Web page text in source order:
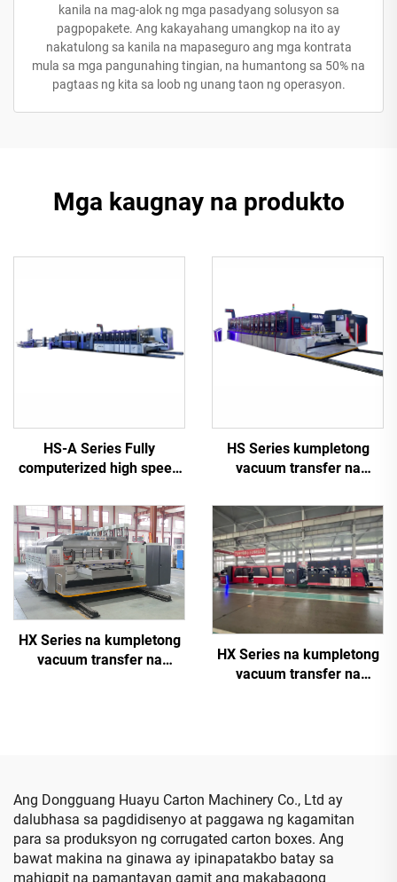
kanila na mag-alok ng mga pasadyang solusyon sa
pagpopakete. Ang kakayahang umangkop na ito ay
nakatulong sa kanila na mapaseguro ang mga kontrata
mula sa mga pangunahing tingian, na humantong sa 50% na
pagtaas ng kita sa loob ng unang taon ng operasyon.
Mga kaugnay na produkto
HS-A Series Fully
computerized high speed
bundle machine
HS Series kumpletong
vacuum transfer na
kompyuterisadong high-
definition printing slotting
die cutting machine
(Vacuum transfer top
printing)
HX Series na kumpletong
vacuum transfer na
HX Series na kumpletong
vacuum transfer na
down printing)
Ang Dongguang Huayu Carton Machinery Co., Ltd ay
dalubhasa sa pagdidisenyo at paggawa ng kagamitan
para sa produksyon ng corrugated carton boxes. Ang
bawat makina na ginawa ay ipinapatakbo batay sa
mahigpit na pamantayan gamit ang makabagong